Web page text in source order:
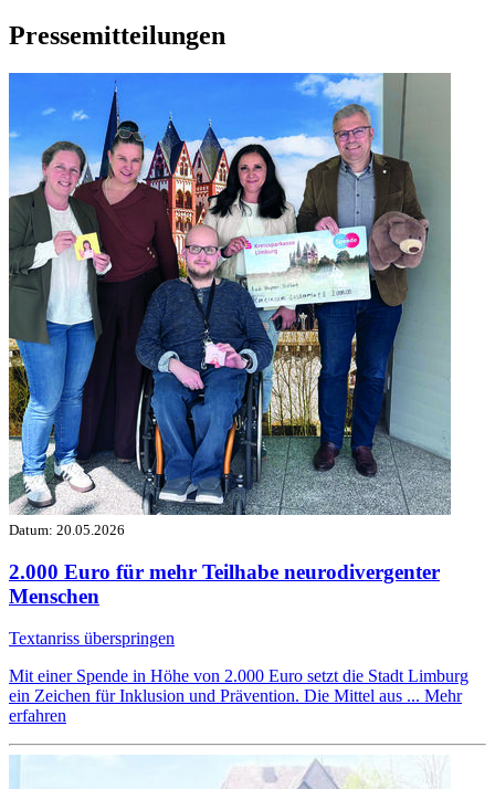
Pressemitteilungen
Datum: 20.05.2026
2.000 Euro für mehr Teilhabe neurodivergenter
Menschen
Textanriss überspringen
Mit einer Spende in Höhe von 2.000 Euro setzt die Stadt Limburg
ein Zeichen für Inklusion und Prävention. Die Mittel aus ... Mehr
erfahren